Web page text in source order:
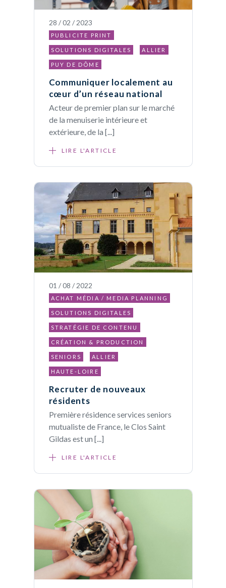
28 / 02 / 2023
PUBLICITE PRINT
SOLUTIONS DIGITALES ALLIER
PUY DE DÔME
Communiquer localement au
cœur d’un réseau national
Acteur de premier plan sur le marché
de la menuiserie intérieure et
extérieure, de la [...]
LIRE L'ARTICLE
01 / 08 / 2022
ACHAT MÉDIA / MEDIA PLANNING
SOLUTIONS DIGITALES
STRATÉGIE DE CONTENU
CRÉATION & PRODUCTION
SENIORS ALLIER
HAUTE-LOIRE
Recruter de nouveaux
résidents
Première résidence services seniors
mutualiste de France, le Clos Saint
Gildas est un [...]
LIRE L'ARTICLE